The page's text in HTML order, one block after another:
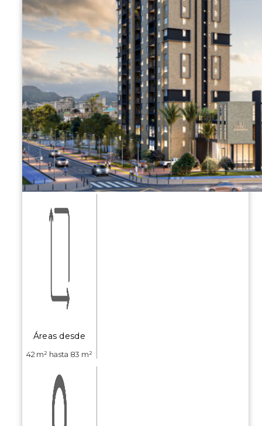
Áreas desde
42 m² hasta 83 m²